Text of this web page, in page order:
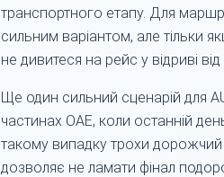
транспортного етапу. Для
сильним варіантом, але тільки
не дивитеся на рейс у відриві
Ще один сильний сценарій для
частинах ОАЕ, коли останній
такому випадку трохи
дозволяє не ламати фінал